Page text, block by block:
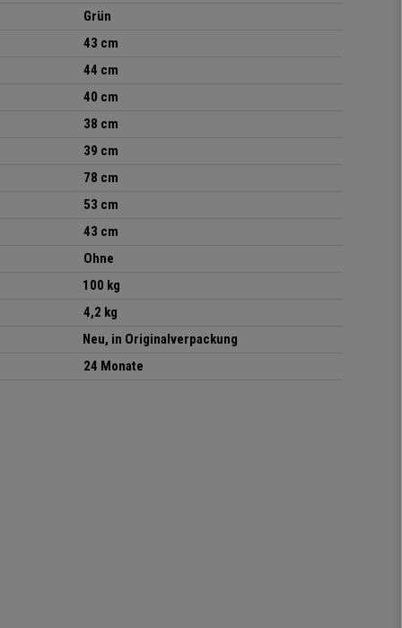
Grün
43 cm
44 cm
40 cm
38 cm
39 cm
78 cm
53 cm
43 cm
Ohne
100 kg
4,2 kg
Neu, in Originalverpackung
24 Monate